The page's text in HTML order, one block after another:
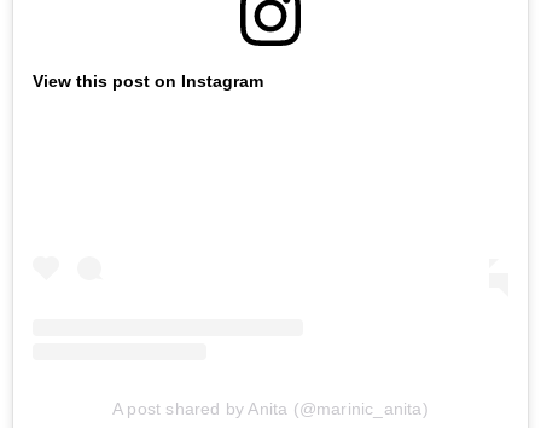
View this post on Instagram
A post shared by Anita (@marinic_anita)